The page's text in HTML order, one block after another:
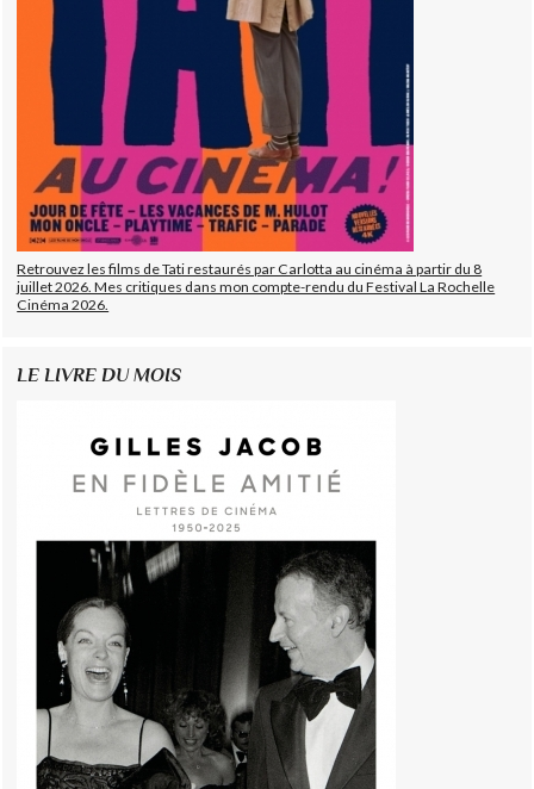
Retrouvez les films de Tati restaurés par Carlotta au cinéma à partir du 8
juillet 2026. Mes critiques dans mon compte-rendu du Festival La Rochelle
Cinéma 2026.
LE LIVRE DU MOIS